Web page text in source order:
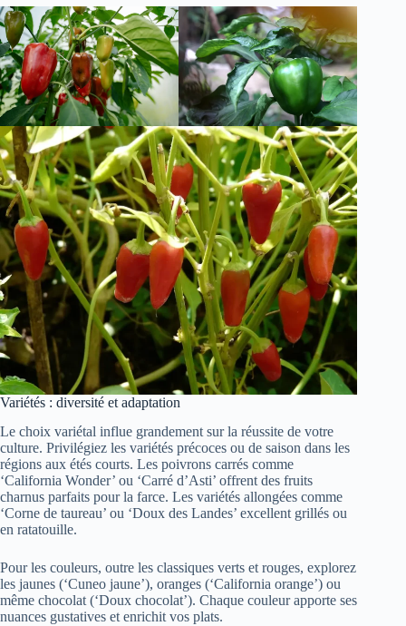
Variétés : diversité et adaptation
Le choix variétal influe grandement sur la réussite de votre
culture. Privilégiez les variétés précoces ou de saison dans les
régions aux étés courts. Les poivrons carrés comme
‘California Wonder’ ou ‘Carré d’Asti’ offrent des fruits
charnus parfaits pour la farce. Les variétés allongées comme
‘Corne de taureau’ ou ‘Doux des Landes’ excellent grillés ou
en ratatouille.
Pour les couleurs, outre les classiques verts et rouges, explorez
les jaunes (‘Cuneo jaune’), oranges (‘California orange’) ou
même chocolat (‘Doux chocolat’). Chaque couleur apporte ses
nuances gustatives et enrichit vos plats.